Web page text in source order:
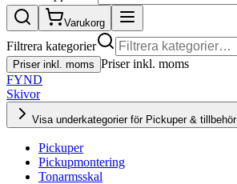
Varukorg
Filtrera kategorier
Priser inkl. moms Priser inkl. moms
FYND
Skivor
Visa underkategorier för Pickuper & tillbehör
Pickuper
Pickupmontering
Tonarmsskal